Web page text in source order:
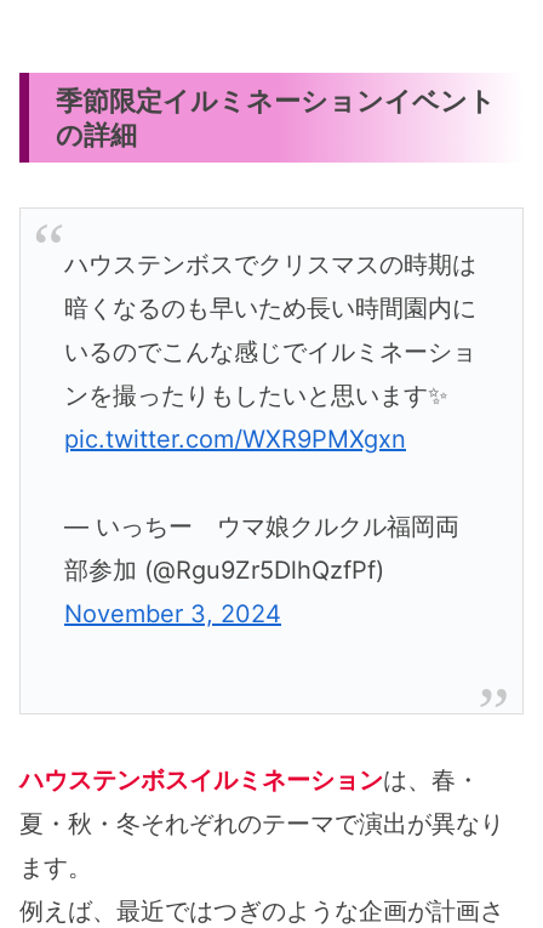
季節限定イルミネーションイベント
の詳細
ハウステンボスでクリスマスの時期は
暗くなるのも早いため長い時間園内に
いるのでこんな感じでイルミネーショ
ンを撮ったりもしたいと思います✨
pic.twitter.com/WXR9PMXgxn
— いっちー ウマ娘クルクル福岡両
部参加 (@Rgu9Zr5DlhQzfPf)
November 3, 2024
ハウステンボスイルミネーションは、春・
夏・秋・冬それぞれのテーマで演出が異なり
ます。
例えば、最近ではつぎのような企画が計画さ